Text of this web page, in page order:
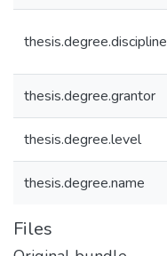
thesis.degree.discipline
thesis.degree.grantor
thesis.degree.level
thesis.degree.name
Files